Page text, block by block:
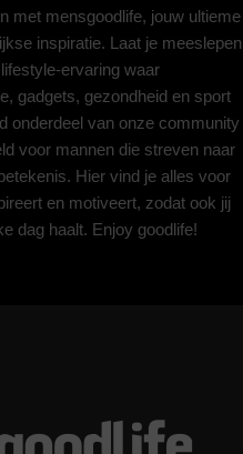
met mensgoodlife, jouw ultieme
inspiratie. Laat je meeslepen
ervaring waar
gadgets, gezondheid en sport
onderdeel van onze community
voor mannen die streven naar
Hier vind je alles voor
en motiveert, zodat ook jij
dag haalt. Enjoy goodlife!